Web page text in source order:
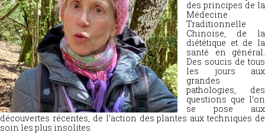
des principes de la
Médecine
Traditionnelle
Chinoise, de la
diététique et de la
santé en général.
Des soucis de tous
les jours aux
grandes
pathologies, des
questions que l’on
se pose aux
découvertes récentes, de l’action des plantes aux techniques de
soin les plus insolites.